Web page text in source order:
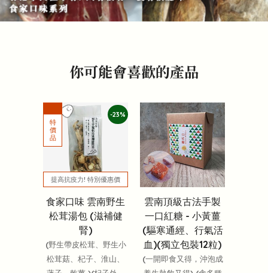
你可能會喜歡的產品
-23%
提高抗疫力! 特別優惠價
食家口味 雲南野生
松茸湯包 (滋補健
腎)
(野生帶皮松茸、野生小
松茸菇、杞子、淮山、
雲南頂級古法手製
一口紅糖 - 小黃薑
(驅寒通經、行氣活
血)(獨立包裝12粒)
(一開即食又得，沖泡成